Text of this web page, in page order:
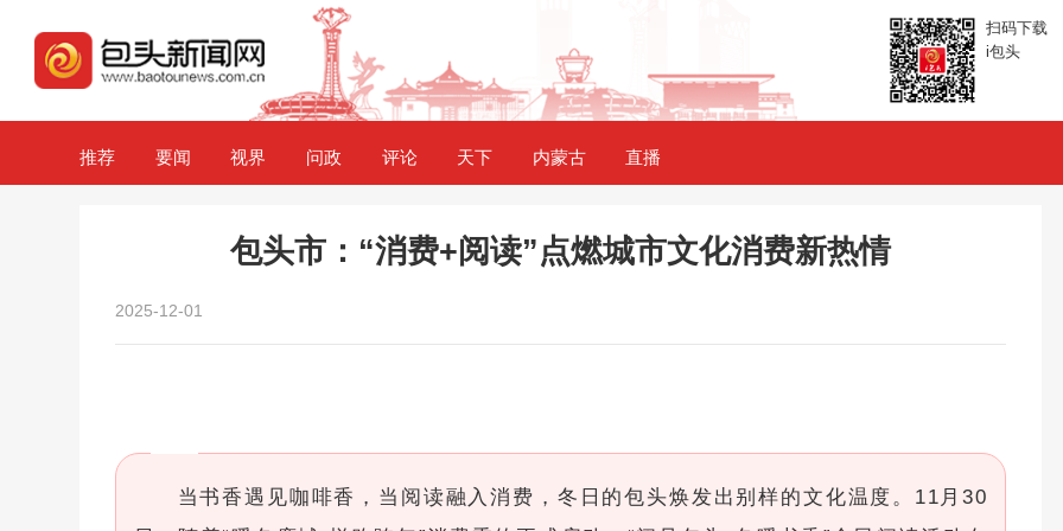
扫码下载
i包头
推荐 要闻 视界 问政 评论 天下 内蒙古 直播
包头市：“消费+阅读”点燃城市文化消费新热情
2025-12-01
当书香遇见咖啡香，当阅读融入消费，冬日的包头焕发出别样的文化温度。11月30